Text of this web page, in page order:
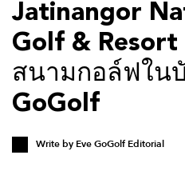
Jatinangor
Golf & Resort
สนามกอล์ฟในบั
GoGolf
Write by Eve GoGolf Editorial